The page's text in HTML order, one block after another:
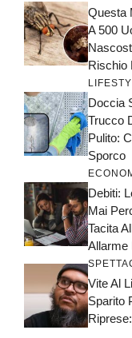
Questa
A 500
Rischio
Doccia
Trucco
Pulito:
Sporco
Debiti:
Mai
Tacita
Allarme
Vite Al
Sparito